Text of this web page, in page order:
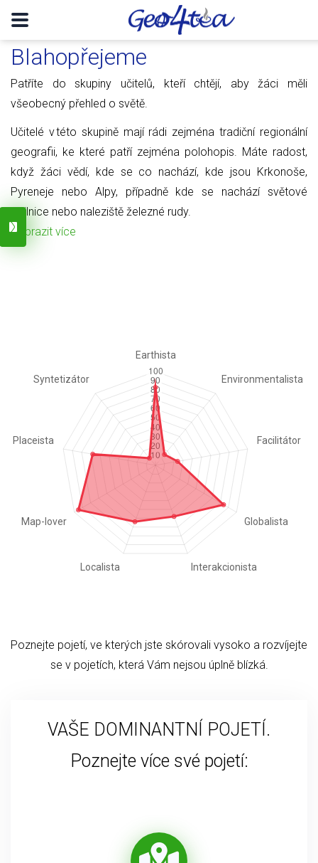
Blahopřejeme
Patříte do skupiny učitelů, kteří chtějí, aby žáci měli
všeobecný přehled o světě.
Učitelé v této skupině mají rádi zejména tradiční regionální
geografii, ke které patří zejména polohopis. Máte radost,
když žáci vědí, kde se co nachází, kde jsou Krkonoše,
Pyreneje nebo Alpy, případně kde se nachází světové
obilnice nebo naleziště železné rudy.
Zobrazit více
Poznejte pojetí, ve kterých jste skórovali vysoko a rozvíjejte
se v pojetích, která Vám nejsou úplně blízká.
VAŠE DOMINANTNÍ POJETÍ.
Poznejte více své pojetí: